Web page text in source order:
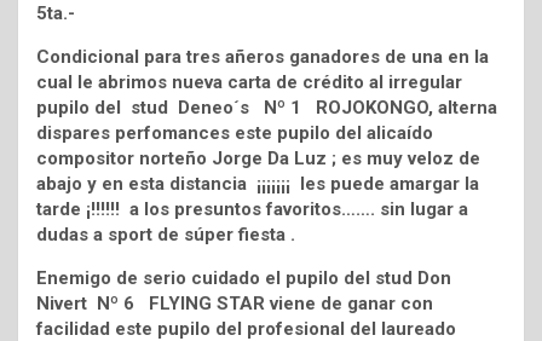
5ta.-
Condicional para tres añeros ganadores de una en la
cual le abrimos nueva carta de crédito al irregular
pupilo del stud Deneo´s Nº 1 ROJOKONGO, alterna
dispares perfomances este pupilo del alicaído
compositor norteño Jorge Da Luz ; es muy veloz de
abajo y en esta distancia ¡¡¡¡¡¡¡ les puede amargar la
tarde ¡!!!!!! a los presuntos favoritos……. sin lugar a
dudas a sport de súper fiesta .
Enemigo de serio cuidado el pupilo del stud Don
Nivert Nº 6 FLYING STAR viene de ganar con
facilidad este pupilo del profesional del laureado